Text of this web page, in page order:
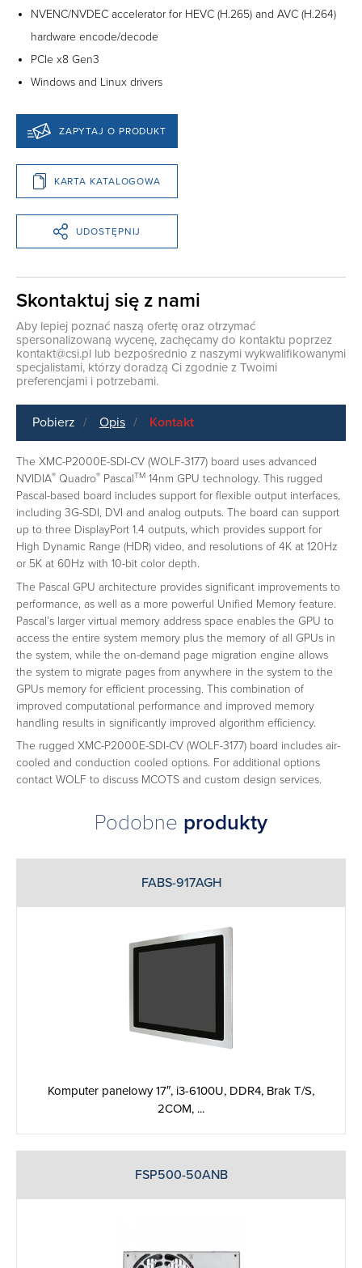
NVENC/NVDEC accelerator for HEVC (H.265) and AVC (H.264)
hardware encode/decode
PCIe x8 Gen3
Windows and Linux drivers
ZAPYTAJ O PRODUKT
KARTA KATALOGOWA
UDOSTĘPNIJ
Skontaktuj się z nami
Aby lepiej poznać naszą ofertę oraz otrzymać
spersonalizowaną wycenę, zachęcamy do kontaktu poprzez
kontakt@csi.pl lub bezpośrednio z naszymi wykwalifikowanymi
specjalistami, którzy doradzą Ci zgodnie z Twoimi
preferencjami i potrzebami.
Pobierz Opis Kontakt
The XMC-P2000E-SDI-CV (WOLF-3177) board uses advanced
NVIDIA® Quadro® PascalTM 14nm GPU technology. This rugged
Pascal-based board includes support for flexible output interfaces,
including 3G-SDI, DVI and analog outputs. The board can support
up to three DisplayPort 1.4 outputs, which provides support for
High Dynamic Range (HDR) video, and resolutions of 4K at 120Hz
or 5K at 60Hz with 10-bit color depth.
The Pascal GPU architecture provides significant improvements to
performance, as well as a more powerful Unified Memory feature.
Pascal’s larger virtual memory address space enables the GPU to
access the entire system memory plus the memory of all GPUs in
the system, while the on-demand page migration engine allows
the system to migrate pages from anywhere in the system to the
GPUs memory for efficient processing. This combination of
improved computational performance and improved memory
handling results in significantly improved algorithm efficiency.
The rugged XMC-P2000E-SDI-CV (WOLF-3177) board includes air-
cooled and conduction cooled options. For additional options
contact WOLF to discuss MCOTS and custom design services.
Podobne produkty
FABS-917AGH
Komputer panelowy 17″, i3-6100U, DDR4, Brak T/S,
2COM, ...
FSP500-50ANB